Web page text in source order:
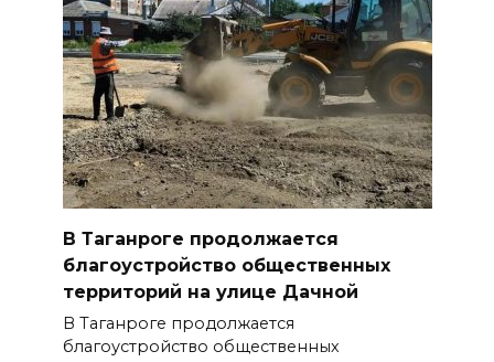
В Таганроге продолжается
благоустройство общественных
территорий на улице Дачной
В Таганроге продолжается
благоустройство общественных